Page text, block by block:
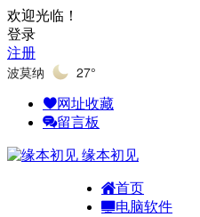
欢迎光临！
登录
注册
波莫纳 27°
网址收藏
留言板
缘本初见
首页
电脑软件